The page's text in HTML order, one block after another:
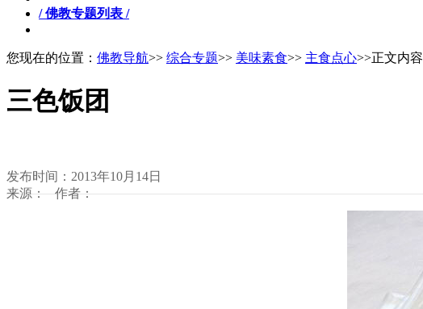
/ 佛教专题列表 /
您现在的位置： 佛教导航>> 综合专题>> 美味素食>> 主食点心>>正文内容
三色饭团
发布时间：2013年10月14日
来源： 作者：